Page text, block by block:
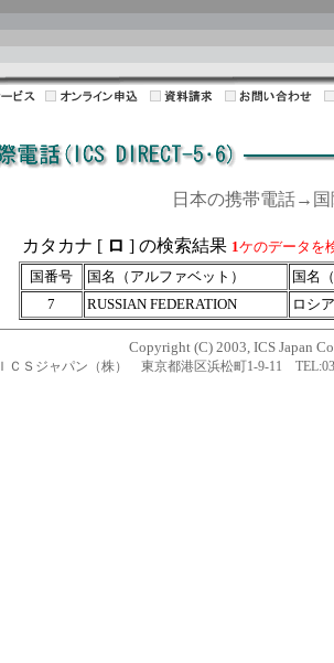
日本の携帯電話→
カタカナ [ ロ ] の検索結果 1ケのデータを
国番号
国名（アルファベット）
国名
7
RUSSIAN FEDERATION ロシ
Copyright (C) 2003, ICS Japan
ＩＣＳジャパン（株） 東京都港区浜松町1-9-11